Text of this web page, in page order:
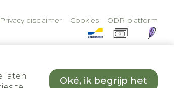
laten
Oké, ik begrijp het
Privacy disclaimer Cookies ODR-platform